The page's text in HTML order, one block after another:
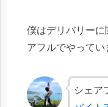
僕はデリバリーに
アフルでやってい
シェア